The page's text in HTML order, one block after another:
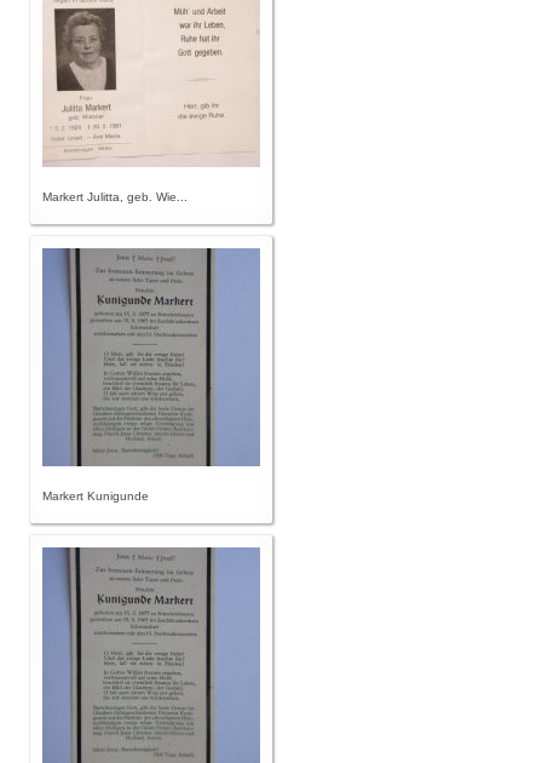
Markert Julitta, geb. Wie...
Markert Kunigunde